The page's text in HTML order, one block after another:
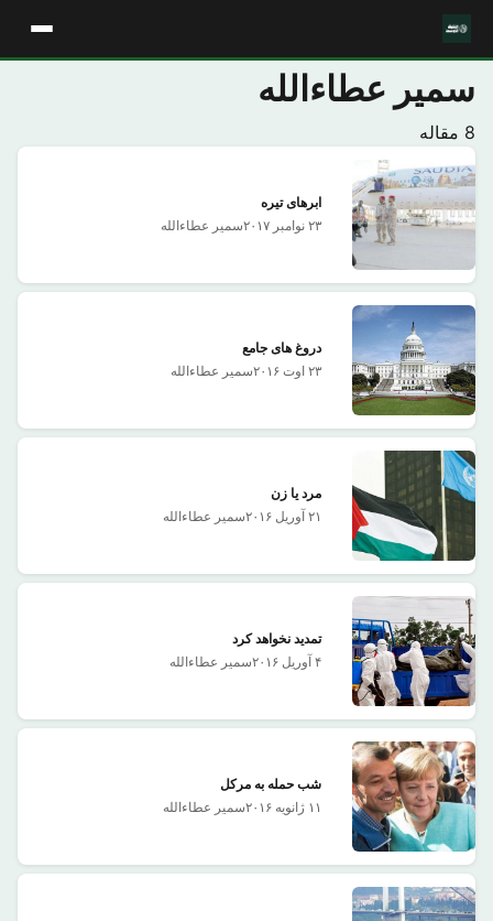
سمیر عطاءالله
8 مقاله
ابرهای تیره
سمیر عطاءالله ۲۳ نوامبر ۲۰۱۷
دروغ های جامع
سمیر عطاءالله ۲۳ اوت ۲۰۱۶
مرد یا زن
سمیر عطاءالله ۲۱ آوریل ۲۰۱۶
تمدید نخواهد کرد
سمیر عطاءالله ۴ آوریل ۲۰۱۶
شب حمله به مرکل
سمیر عطاءالله ۱۱ ژانویه ۲۰۱۶